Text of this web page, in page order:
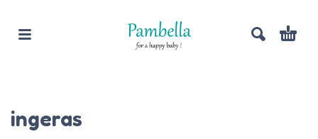
ingeras